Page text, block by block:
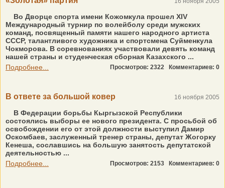
Во Дворце спорта имени Кожомкула прошел XIV
Международный турнир по волейболу среди мужских
команд, посвященный памяти нашего народного артиста
СССР, талантливого художника и спортсмена Суйменкула
Чокморова. В соревнованиях участвовали девять команд
нашей страны и студенческая сборная Казахского ...
Подробнее...
Просмотров: 2322 Комментариев: 0
В ответе за большой ковер 16 ноября 2005
В Федерации борьбы Кыргызской Республики
состоялись выборы ее нового президента. С просьбой об
освобождении его от этой должности выступил Дамир
Оскомбаев, заслуженный тренер страны, депутат Жогорку
Кенеша, сославшись на большую занятость депутатской
деятельностью ...
Подробнее...
Просмотров: 2153 Комментариев: 0